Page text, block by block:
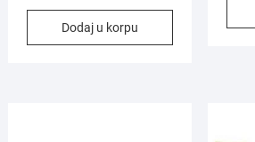
Dodaj u korpu